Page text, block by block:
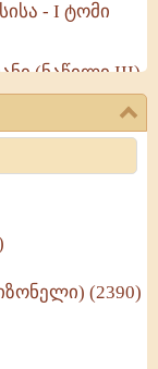
- I ტომი
(ნაწილი III)
- II ტომი
-
(2390)